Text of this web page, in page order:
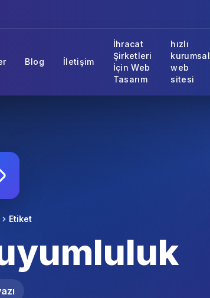
Blog İletişim
İhracat
Şirketleri
İçin Web
Tasarım
hızlı
kurumsal
web
sitesi
Etiket